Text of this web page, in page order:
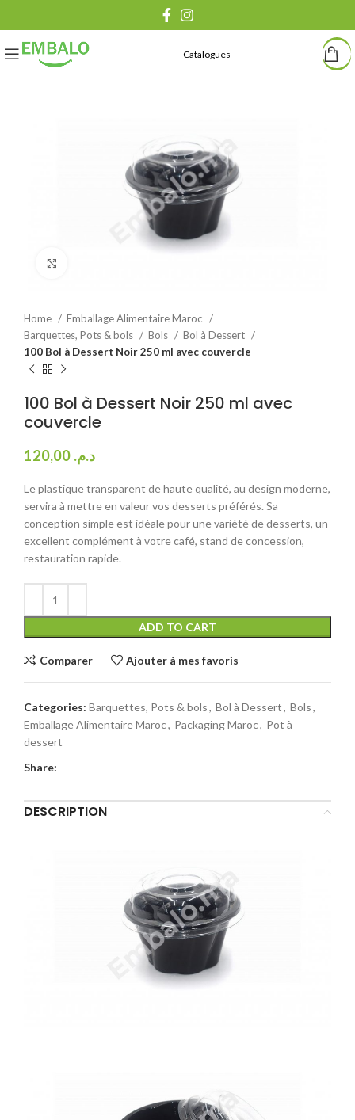
Catalogues
Home
Emballage Alimentaire Maroc
Barquettes, Pots & bols
Bols
Bol à Dessert
100 Bol à Dessert Noir 250 ml avec couvercle
100 Bol à Dessert Noir 250 ml avec
couvercle
د.م.
Le plastique transparent de haute qualité, au design moderne,
servira à mettre en valeur vos desserts préférés. Sa
conception simple est idéale pour une variété de desserts, un
excellent complément à votre café, stand de concession,
restauration rapide.
ADD TO CART
Comparer Ajouter à mes favoris
Categories: Barquettes, Pots & bols, Bol à Dessert, Bols,
Emballage Alimentaire Maroc, Packaging Maroc, Pot à
dessert
Share:
DESCRIPTION